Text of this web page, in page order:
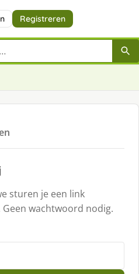
Registreren
sturen je een link
wachtwoord nodig.